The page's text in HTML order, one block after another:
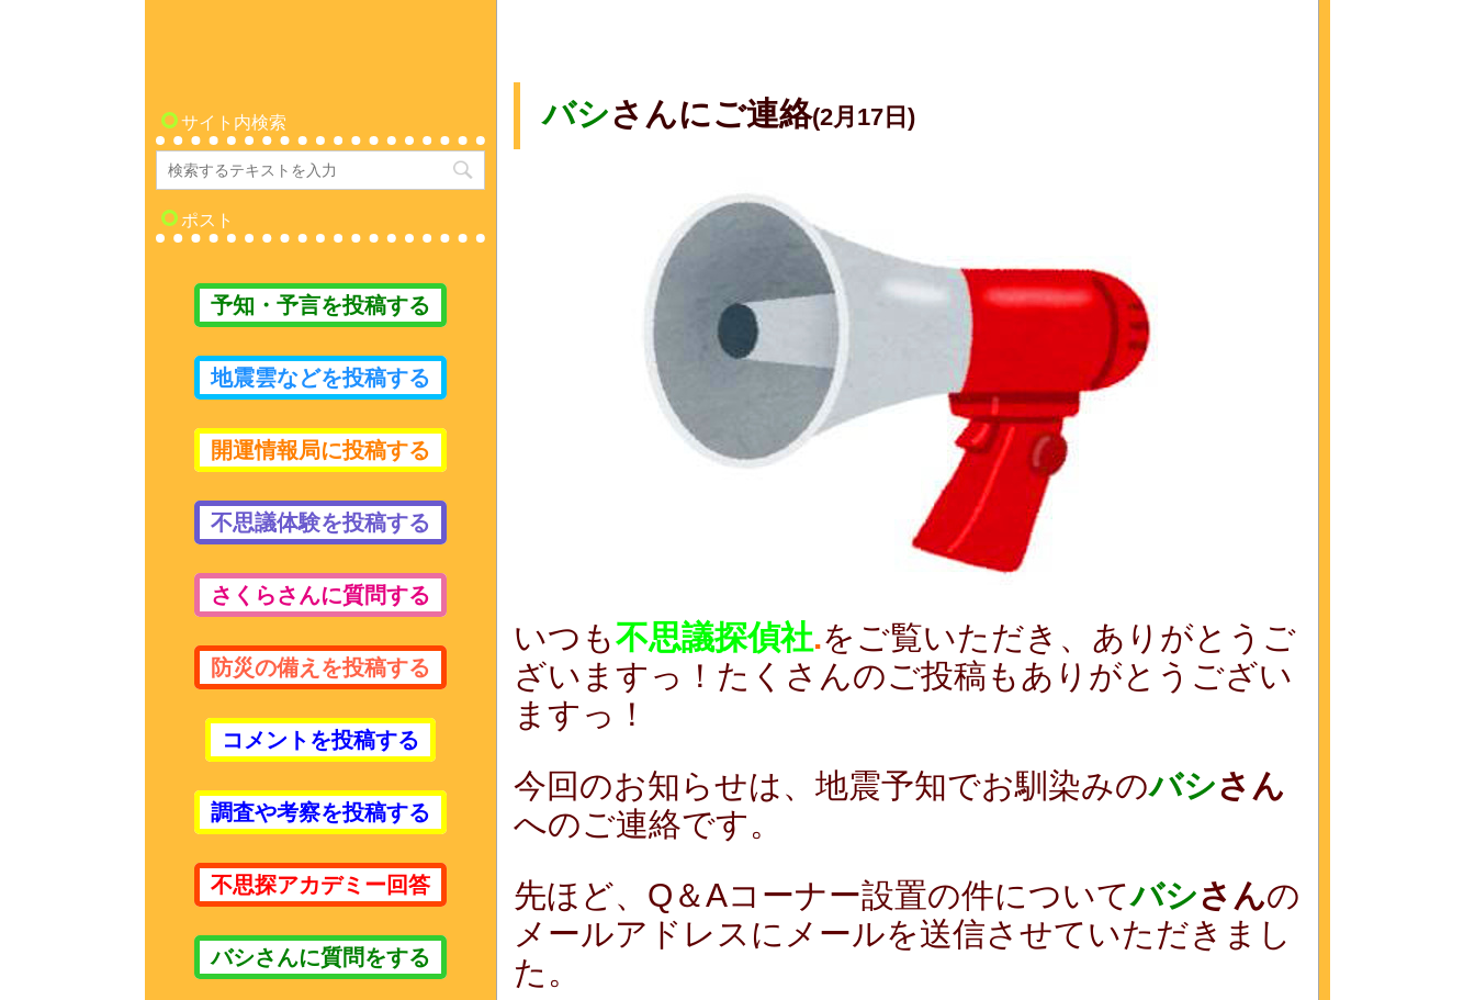
バシさんにご連絡(2月17日)
いつも不思議探偵社.をご覧いただき、ありがとうご
ざいますっ！たくさんのご投稿もありがとうござい
ますっ！
今回のお知らせは、地震予知でお馴染みのバシさん
へのご連絡です。
先ほど、Q＆Aコーナー設置の件についてバシさんの
メールアドレスにメールを送信させていただきまし
た。
サイト内検索
ポスト
予知・予言を投稿する
地震雲などを投稿する
開運情報局に投稿する
不思議体験を投稿する
さくらさんに質問する
防災の備えを投稿する
コメントを投稿する
調査や考察を投稿する
不思探アカデミー回答
バシさんに質問をする